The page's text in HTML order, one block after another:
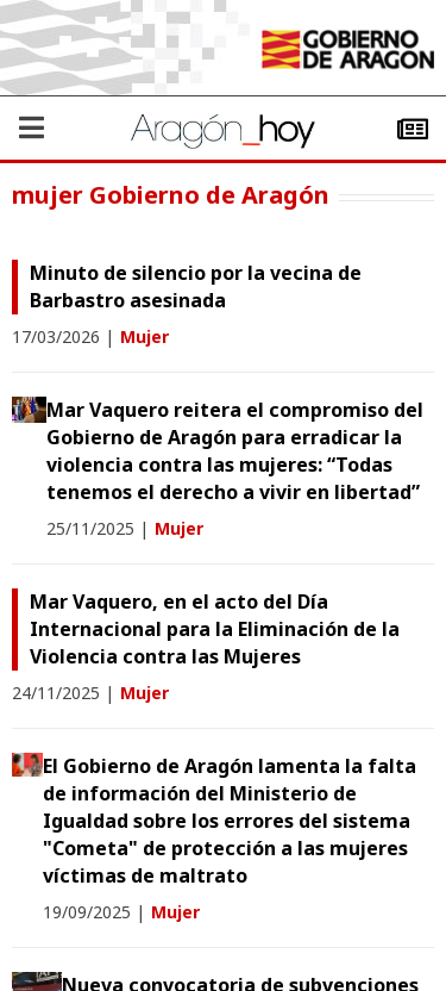
mujer Gobierno de Aragón
Minuto de silencio por la vecina de
Barbastro asesinada
17/03/2026 | Mujer
Mar Vaquero reitera el compromiso del
Gobierno de Aragón para erradicar la
violencia contra las mujeres: “Todas
tenemos el derecho a vivir en libertad”
25/11/2025 | Mujer
Mar Vaquero, en el acto del Día
Internacional para la Eliminación de la
Violencia contra las Mujeres
24/11/2025 | Mujer
El Gobierno de Aragón lamenta la falta
de información del Ministerio de
Igualdad sobre los errores del sistema
"Cometa" de protección a las mujeres
víctimas de maltrato
19/09/2025 | Mujer
Nueva convocatoria de subvenciones